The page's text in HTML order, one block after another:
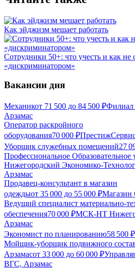
Как эйджизм мешает работать
Сотрудники 50+: что учесть и как не
«дискриминатором»
Вакансии дня
Механикот 71 500 до 84 500 ₽
Арзамас
Оператор раскройного
оборудования70 000 ₽
Уборщик служебных помещений27
Профессиональное Образовательное
Нижегородский Экономико-
Арзамас
Продавец-консультант в магазин
одеждыот 35 000 до 55 000 ₽Магазин
Ведущий специалист материально-
обеспечения70 000 ₽МСК-НТ
Арзамас
Экономист по планированию58 500 ₽
Мойщик-уборщик подвижного
Арзамасот 33 000 до 60 000 ₽
ВГС, Арзамас